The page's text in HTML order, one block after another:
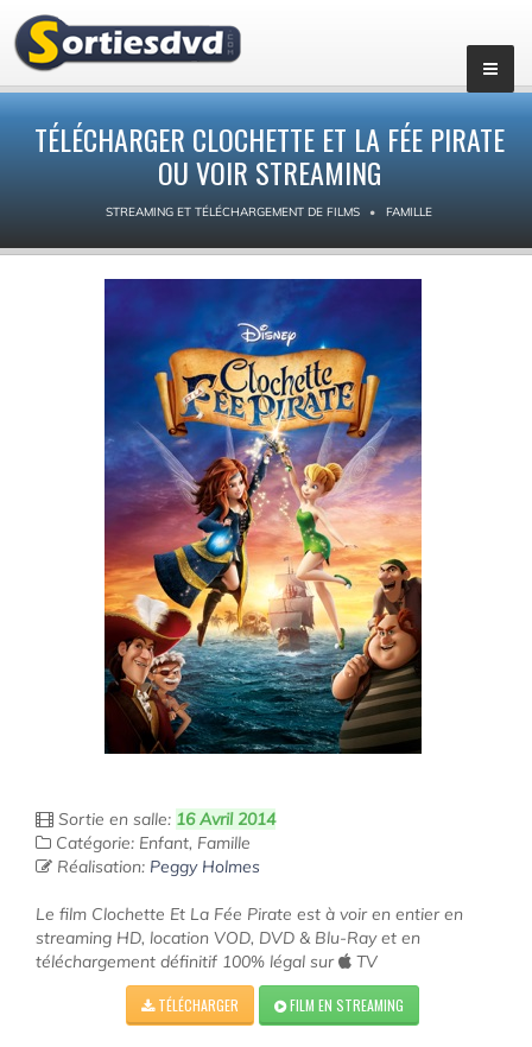
TÉLÉCHARGER CLOCHETTE ET LA FÉE PIRATE
OU VOIR STREAMING
STREAMING ET TÉLÉCHARGEMENT DE FILMS FAMILLE
Sortie en salle: 16 Avril 2014
Catégorie: Enfant, Famille
Réalisation: Peggy Holmes
Le film Clochette Et La Fée Pirate est à voir en entier en
streaming HD, location VOD, DVD & Blu-Ray et en
téléchargement définitif 100% légal sur
TV
TÉLÉCHARGER FILM EN STREAMING